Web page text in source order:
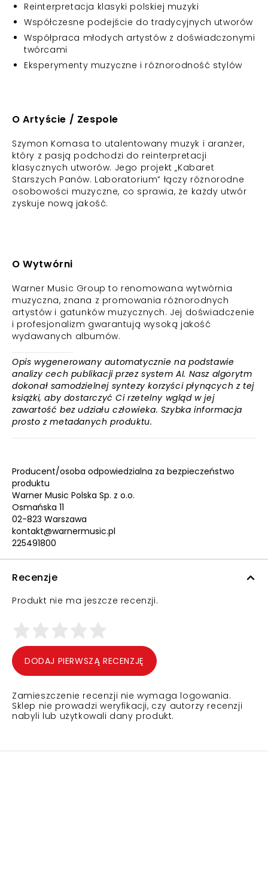
Reinterpretacja klasyki polskiej muzyki
Współczesne podejście do tradycyjnych utworów
Współpraca młodych artystów z doświadczonymi
twórcami
Eksperymenty muzyczne i różnorodność stylów
O Artyście / Zespole
Szymon Komasa to utalentowany muzyk i aranżer,
który z pasją podchodzi do reinterpretacji
klasycznych utworów. Jego projekt „Kabaret
Starszych Panów. Laboratorium” łączy różnorodne
osobowości muzyczne, co sprawia, że każdy utwór
zyskuje nową jakość.
O Wytwórni
Warner Music Group to renomowana wytwórnia
muzyczna, znana z promowania różnorodnych
artystów i gatunków muzycznych. Jej doświadczenie
i profesjonalizm gwarantują wysoką jakość
wydawanych albumów.
Opis wygenerowany automatycznie na podstawie
analizy cech publikacji przez system AI. Nasz algorytm
dokonał samodzielnej syntezy korzyści płynących z tej
książki, aby dostarczyć Ci rzetelny wgląd w jej
zawartość bez udziału człowieka. Szybka informacja
prosto z metadanych produktu.
Producent/osoba odpowiedzialna za bezpieczeństwo
produktu
Warner Music Polska Sp. z o.o.
Osmańska 11
02-823 Warszawa
kontakt@warnermusic.pl
225491800
Recenzje
Produkt nie ma jeszcze recenzji.
DODAJ PIERWSZĄ RECENZJĘ
Zamieszczenie recenzji nie wymaga logowania.
Sklep nie prowadzi weryfikacji, czy autorzy recenzji
nabyli lub użytkowali dany produkt.